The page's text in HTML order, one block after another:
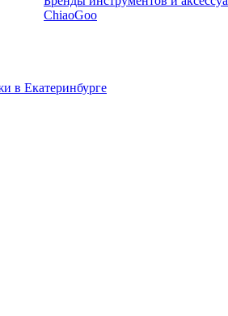
ChiaoGoo
в Екатеринбурге